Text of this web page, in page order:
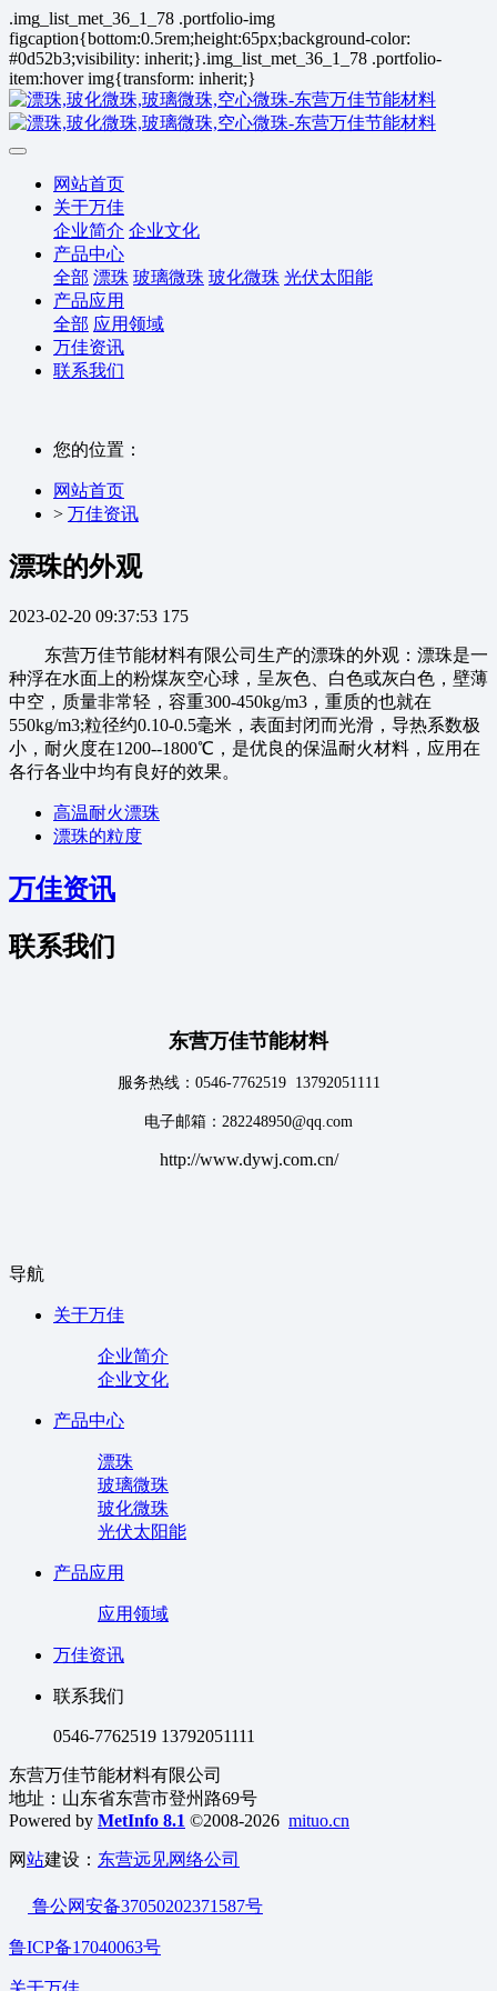
.img_list_met_36_1_78 .portfolio-img
figcaption{bottom:0.5rem;height:65px;background-color:
#0d52b3;visibility: inherit;}.img_list_met_36_1_78 .portfolio-
item:hover img{transform: inherit;}
网站首页
关于万佳
企业简介 企业文化
产品中心
全部 漂珠 玻璃微珠 玻化微珠 光伏太阳能
产品应用
全部 应用领域
万佳资讯
联系我们
您的位置：
网站首页
> 万佳资讯
漂珠的外观
2023-02-20 09:37:53 175
东营万佳节能材料有限公司生产的漂珠的外观：漂珠是一
种浮在水面上的粉煤灰空心球，呈灰色、白色或灰白色，壁薄
中空，质量非常轻，容重300-450kg/m3，重质的也就在
550kg/m3;粒径约0.10-0.5毫米，表面封闭而光滑，导热系数极
小，耐火度在1200--1800℃，是优良的保温耐火材料，应用在
各行各业中均有良好的效果。
高温耐火漂珠
漂珠的粒度
万佳资讯
联系我们
东营万佳节能材料
服务热线：0546-7762519 13792051111
电子邮箱：282248950@qq.com
http://www.dywj.com.cn/
导航
关于万佳
企业简介
企业文化
产品中心
漂珠
玻璃微珠
玻化微珠
光伏太阳能
产品应用
应用领域
万佳资讯
联系我们
0546-7762519 13792051111
东营万佳节能材料有限公司
地址：山东省东营市登州路69号
Powered by MetInfo 8.1 ©2008-2026 mituo.cn
网站建设： 东营远见网络公司
鲁公网安备37050202371587号
鲁ICP备17040063号